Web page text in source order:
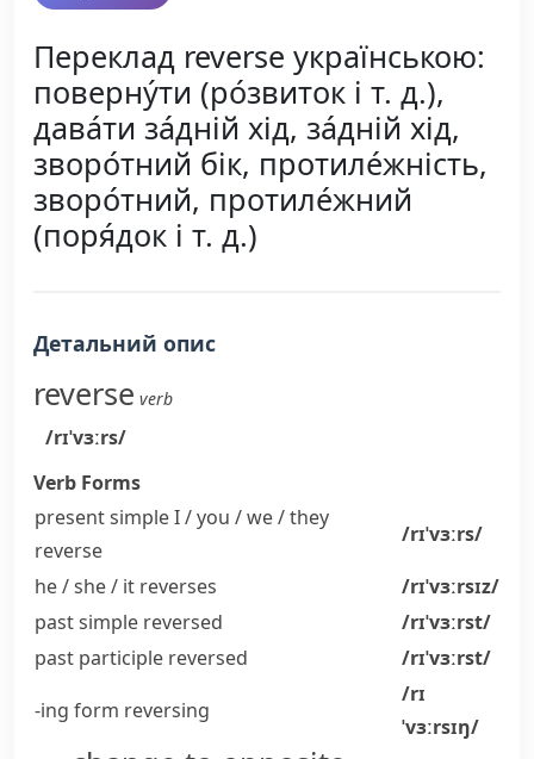
Переклад reverse українською:
поверну́ти (ро́звиток і т. д.),
дава́ти за́дній хід, за́дній хід,
зворо́тний бік, протиле́жність,
зворо́тний, протиле́жний
(поря́док і т. д.)
Детальний опис
reverse verb
/rɪˈvɜːrs/
Verb Forms
present simple I / you / we / they
reverse
/rɪˈvɜːrs/
he / she / it reverses
/rɪˈvɜːrsɪz/
past simple reversed
/rɪˈvɜːrst/
past participle reversed
/rɪˈvɜːrst/
-ing form reversing
/rɪ
ˈvɜːrsɪŋ/